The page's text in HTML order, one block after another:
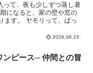
って、夜も少しずつ蒸し暑
になると、家の壁や窓の
ます。 ヤモリって、ぱっ
2026.06.15
ンピース─ 仲間との冒